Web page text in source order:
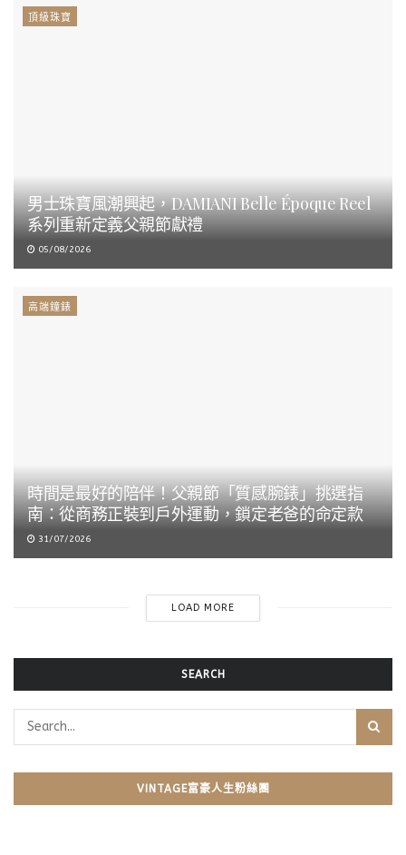
頂級珠寶
男士珠寶風潮興起，DAMIANI Belle Époque Reel
系列重新定義父親節獻禮
05/08/2026
高端鐘錶
時間是最好的陪伴！父親節「質感腕錶」挑選指
南：從商務正裝到戶外運動，鎖定老爸的命定款
31/07/2026
LOAD MORE
SEARCH
VINTAGE富豪人生粉絲團